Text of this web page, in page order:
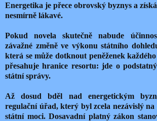
Energetika je přece obrovský byznys a
nesmírně lákavé.
Pokud novela skutečně nabude
závažné změně ve výkonu státního
která se může dotknout peněženek
přesahuje hranice resortu: jde o
státní správy.
Až dosud bděl nad energetickým
regulační úřad, který byl zcela nezávislý na
státní moci. Dosavadní platný zákon